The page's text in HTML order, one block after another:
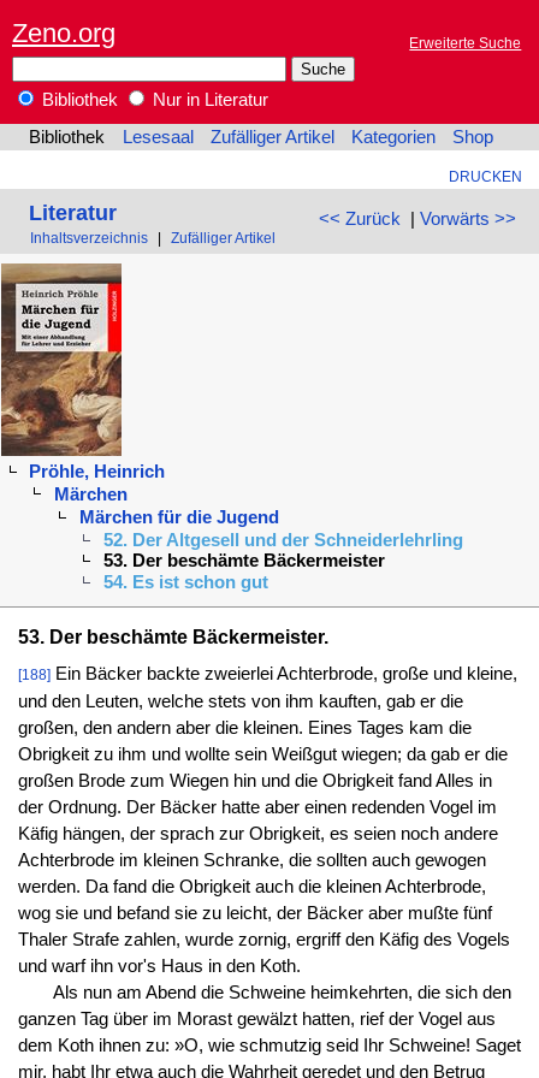
Zeno.org Erweiterte Suche
Bibliothek
Nur in Literatur
Bibliothek
Lesesaal Zufälliger Artikel Kategorien Shop
DRUCKEN
<< Zurück | Vorwärts >>
Literatur
Inhaltsverzeichnis Zufälliger Artikel
Pröhle, Heinrich
Märchen
Märchen für die Jugend
52. Der Altgesell und der Schneiderlehrling
53. Der beschämte Bäckermeister
54. Es ist schon gut
53. Der beschämte Bäckermeister.
[188]Ein Bäcker backte zweierlei Achterbrode, große und kleine,
und den Leuten, welche stets von ihm kauften, gab er die
großen, den andern aber die kleinen. Eines Tages kam die
Obrigkeit zu ihm und wollte sein Weißgut wiegen; da gab er die
großen Brode zum Wiegen hin und die Obrigkeit fand Alles in
der Ordnung. Der Bäcker hatte aber einen redenden Vogel im
Käfig hängen, der sprach zur Obrigkeit, es seien noch andere
Achterbrode im kleinen Schranke, die sollten auch gewogen
werden. Da fand die Obrigkeit auch die kleinen Achterbrode,
wog sie und befand sie zu leicht, der Bäcker aber mußte fünf
Thaler Strafe zahlen, wurde zornig, ergriff den Käfig des Vogels
und warf ihn vor's Haus in den Koth.
Als nun am Abend die Schweine heimkehrten, die sich den
ganzen Tag über im Morast gewälzt hatten, rief der Vogel aus
dem Koth ihnen zu: »O, wie schmutzig seid Ihr Schweine! Saget
mir, habt Ihr etwa auch die Wahrheit geredet und den Betrug